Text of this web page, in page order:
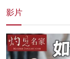
影片